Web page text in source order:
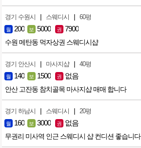
경기 수원시 | 스웨디시 | 60평
월 200 보 5000 권 7900
수원 메탄동 먹자상권 스웨디시샵
경기 안산시 | 마사지샵 | 40평
월 140 보 1500 권 없음
안산 고잔동 참치골목 마사지샵 매매 합니다
경기 하남시 | 스웨디시 | 20평
월 160 보 3000 권 없음
무권리 미사역 인근 스웨디시 샵 컨디션 좋습니다